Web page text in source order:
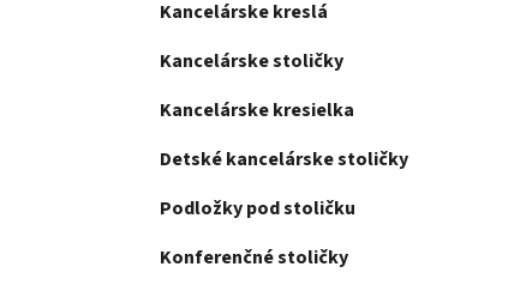
Kancelárske kreslá
Kancelárske stoličky
Kancelárske kresielka
Detské kancelárske stoličky
Podložky pod stoličku
Konferenčné stoličky